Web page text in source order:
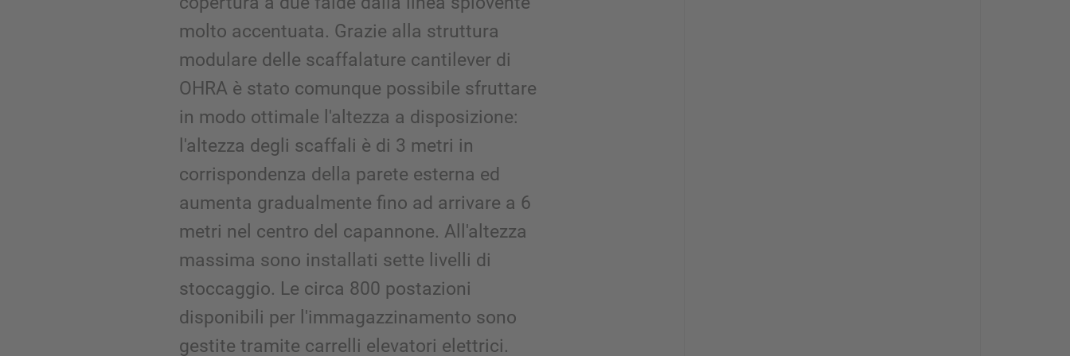
molto accentuata. Grazie alla struttura
modulare delle scaffalature cantilever di
OHRA è stato comunque possibile sfruttare
in modo ottimale l'altezza a disposizione:
l'altezza degli scaffali è di 3 metri in
corrispondenza della parete esterna ed
aumenta gradualmente fino ad arrivare a 6
metri nel centro del capannone. All'altezza
massima sono installati sette livelli di
stoccaggio. Le circa 800 postazioni
disponibili per l'immagazzinamento sono
gestite tramite carrelli elevatori elettrici.